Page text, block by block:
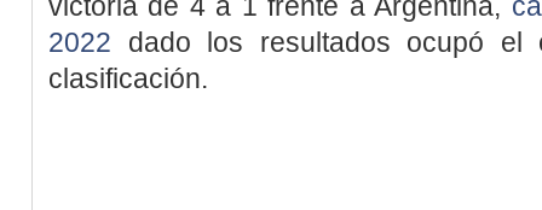
2022 dado los resultados ocupó el
clasificación.